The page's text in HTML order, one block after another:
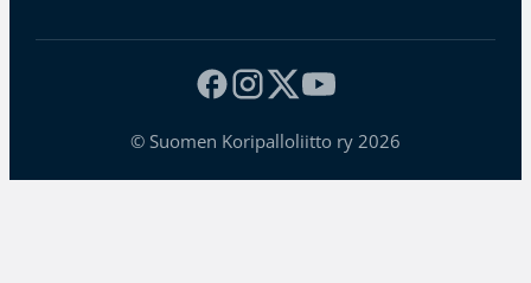
© Suomen Koripalloliitto ry 2026